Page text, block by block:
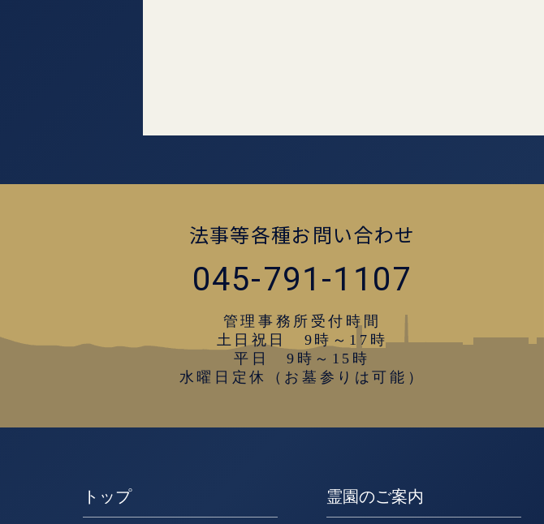
法事等各種お問い合わせ
045-791-1107
管理事務所受付時間
土日祝日 9時～17時
平日 9時～15時
水曜日定休（お墓参りは可能）
トップ 霊園のご案内